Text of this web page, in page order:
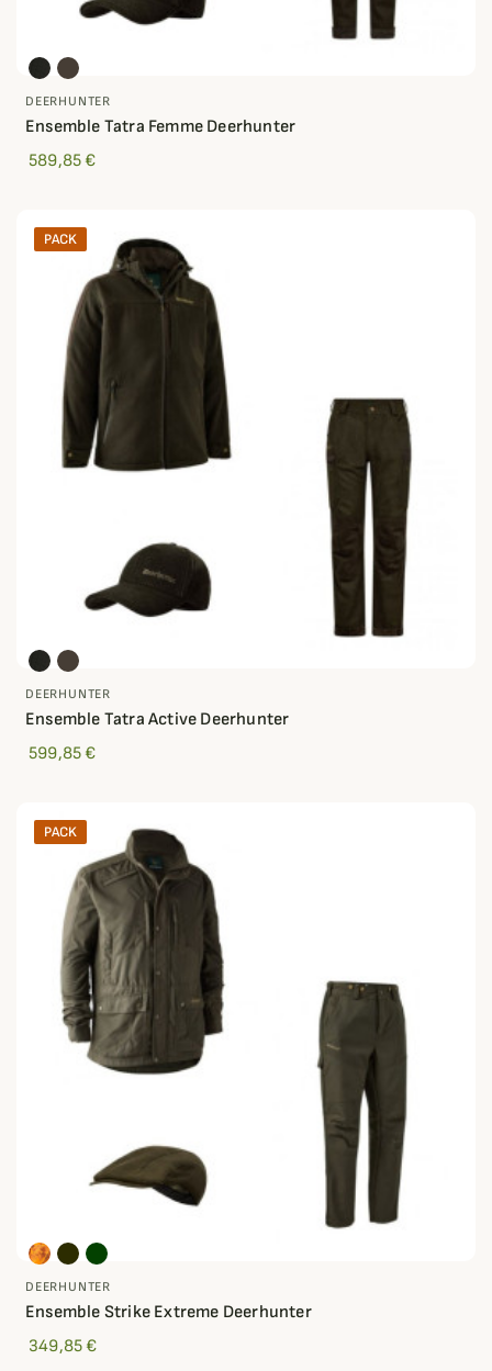
DEERHUNTER
Ensemble Tatra Femme Deerhunter
589,85 €
PACK
DEERHUNTER
Ensemble Tatra Active Deerhunter
599,85 €
PACK
DEERHUNTER
Ensemble Strike Extreme Deerhunter
349,85 €